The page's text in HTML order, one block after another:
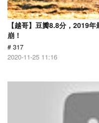
【越哥】豆瓣8.8分，2019
崩！
# 317
2020-11-25 11:16